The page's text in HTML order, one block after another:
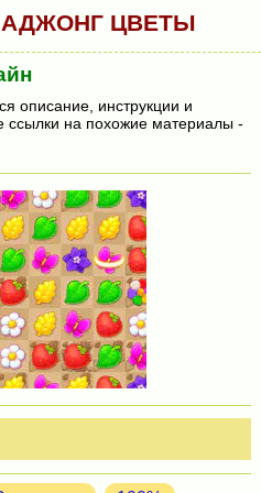
ЦВЕТЫ
описание, инструкции и
ссылки на похожие материалы -